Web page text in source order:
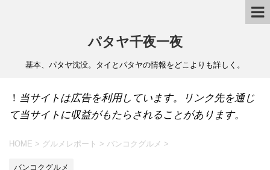
パタヤ千夜一夜
基本、パタヤ沈没。タイとパタヤの情報をどこよりも詳しく。
！ 当サイトは広告を利用しています。リンク先を通じ
て当サイトに収益がもたらされることがあります。
HOME > グルメレポート > バンコクグルメ >
バンコクグルメ